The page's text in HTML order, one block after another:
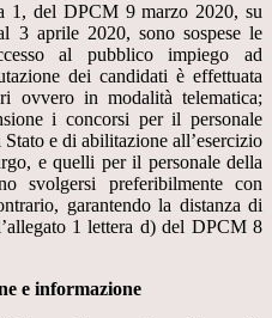
1, del DPCM 9 marzo 2020, su
3 aprile 2020, sono sospese le
al pubblico impiego ad
dei candidati è effettuata
ovvero in modalità telematica;
i concorsi per il personale
e di abilitazione all’esercizio
e quelli per il personale della
svolgersi preferibilmente con
garantendo la distanza di
1 lettera d) del DPCM 8
e informazione